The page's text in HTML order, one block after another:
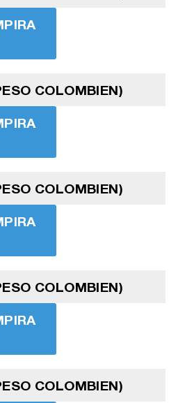
COLOMBIEN)
COLOMBIEN)
COLOMBIEN)
COLOMBIEN)